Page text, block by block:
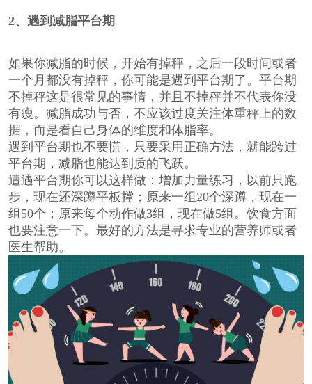
2、遇到减脂平台期
如果你减脂的时候，开始有掉秤，之后一段时间或者
一个月都没有掉秤，你可能是遇到平台期了。平台期
不掉秤这是很常见的事情，并且不掉秤并不代表你没
有瘦。减脂成功与否，不应该过度关注体重秤上的数
据，而是看自己身体的维度和体脂率。
遇到平台期也不要慌，只要采用正确方法，就能跨过
平台期，减脂也能达到质的飞跃。
遭遇平台期你可以这样做：增加力量练习，以前只跑
步，现在还深蹲平板撑；原来一组20个深蹲，现在一
组50个；原来每个动作做3组，现在做5组。饮食方面
也要注意一下。最好的方法是寻求专业的营养师或者
医生帮助。